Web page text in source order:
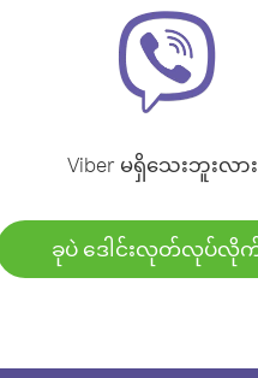
Viber မရှိသေးဘူးလား
ခုပဲ ဒေါင်းလုတ်လုပ်လိုက်